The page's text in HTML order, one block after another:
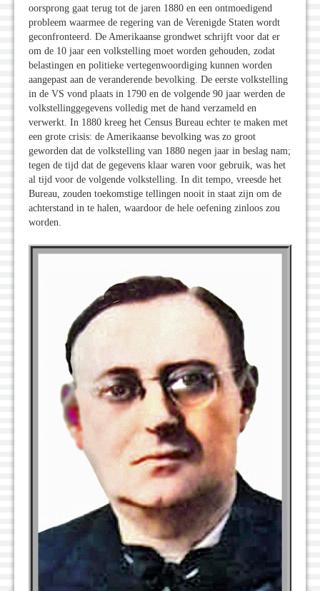
oorsprong gaat terug tot de jaren 1880 en een ontmoedigend
probleem waarmee de regering van de Verenigde Staten wordt
geconfronteerd. De Amerikaanse grondwet schrijft voor dat er
om de 10 jaar een volkstelling moet worden gehouden, zodat
belastingen en politieke vertegenwoordiging kunnen worden
aangepast aan de veranderende bevolking. De eerste volkstelling
in de VS vond plaats in 1790 en de volgende 90 jaar werden de
volkstellinggegevens volledig met de hand verzameld en
verwerkt. In 1880 kreeg het Census Bureau echter te maken met
een grote crisis: de Amerikaanse bevolking was zo groot
geworden dat de volkstelling van 1880 negen jaar in beslag nam;
tegen de tijd dat de gegevens klaar waren voor gebruik, was het
al tijd voor de volgende volkstelling. In dit tempo, vreesde het
Bureau, zouden toekomstige tellingen nooit in staat zijn om de
achterstand in te halen, waardoor de hele oefening zinloos zou
worden.